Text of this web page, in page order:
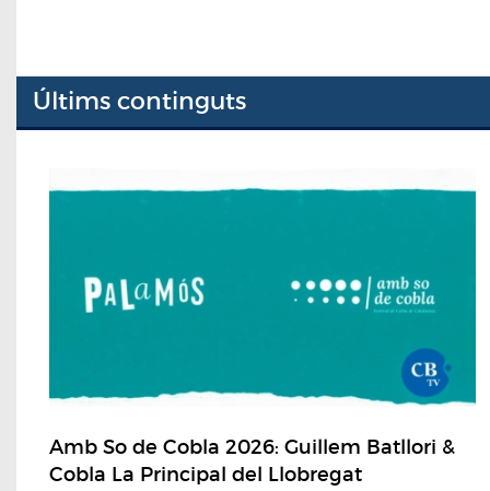
Últims continguts
Amb So de Cobla 2026: Guillem Batllori &
Cobla La Principal del Llobregat